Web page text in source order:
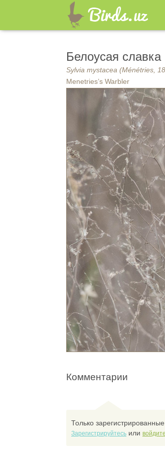
Белоусая славка
Sylvia mystacea (Ménétries,
Menetries’s Warbler
Комментарии
Только
Зарегистрируйтесь или войдите